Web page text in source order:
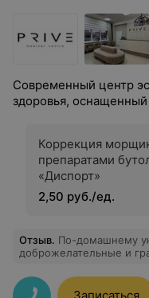
Современный центр
здоровья,
Коррекция
препаратами
«Диспорт»
2,50 руб./ед.
Отзыв. По-домашнему
доброжелательные и
знающие свое дело. Что
места, где можно